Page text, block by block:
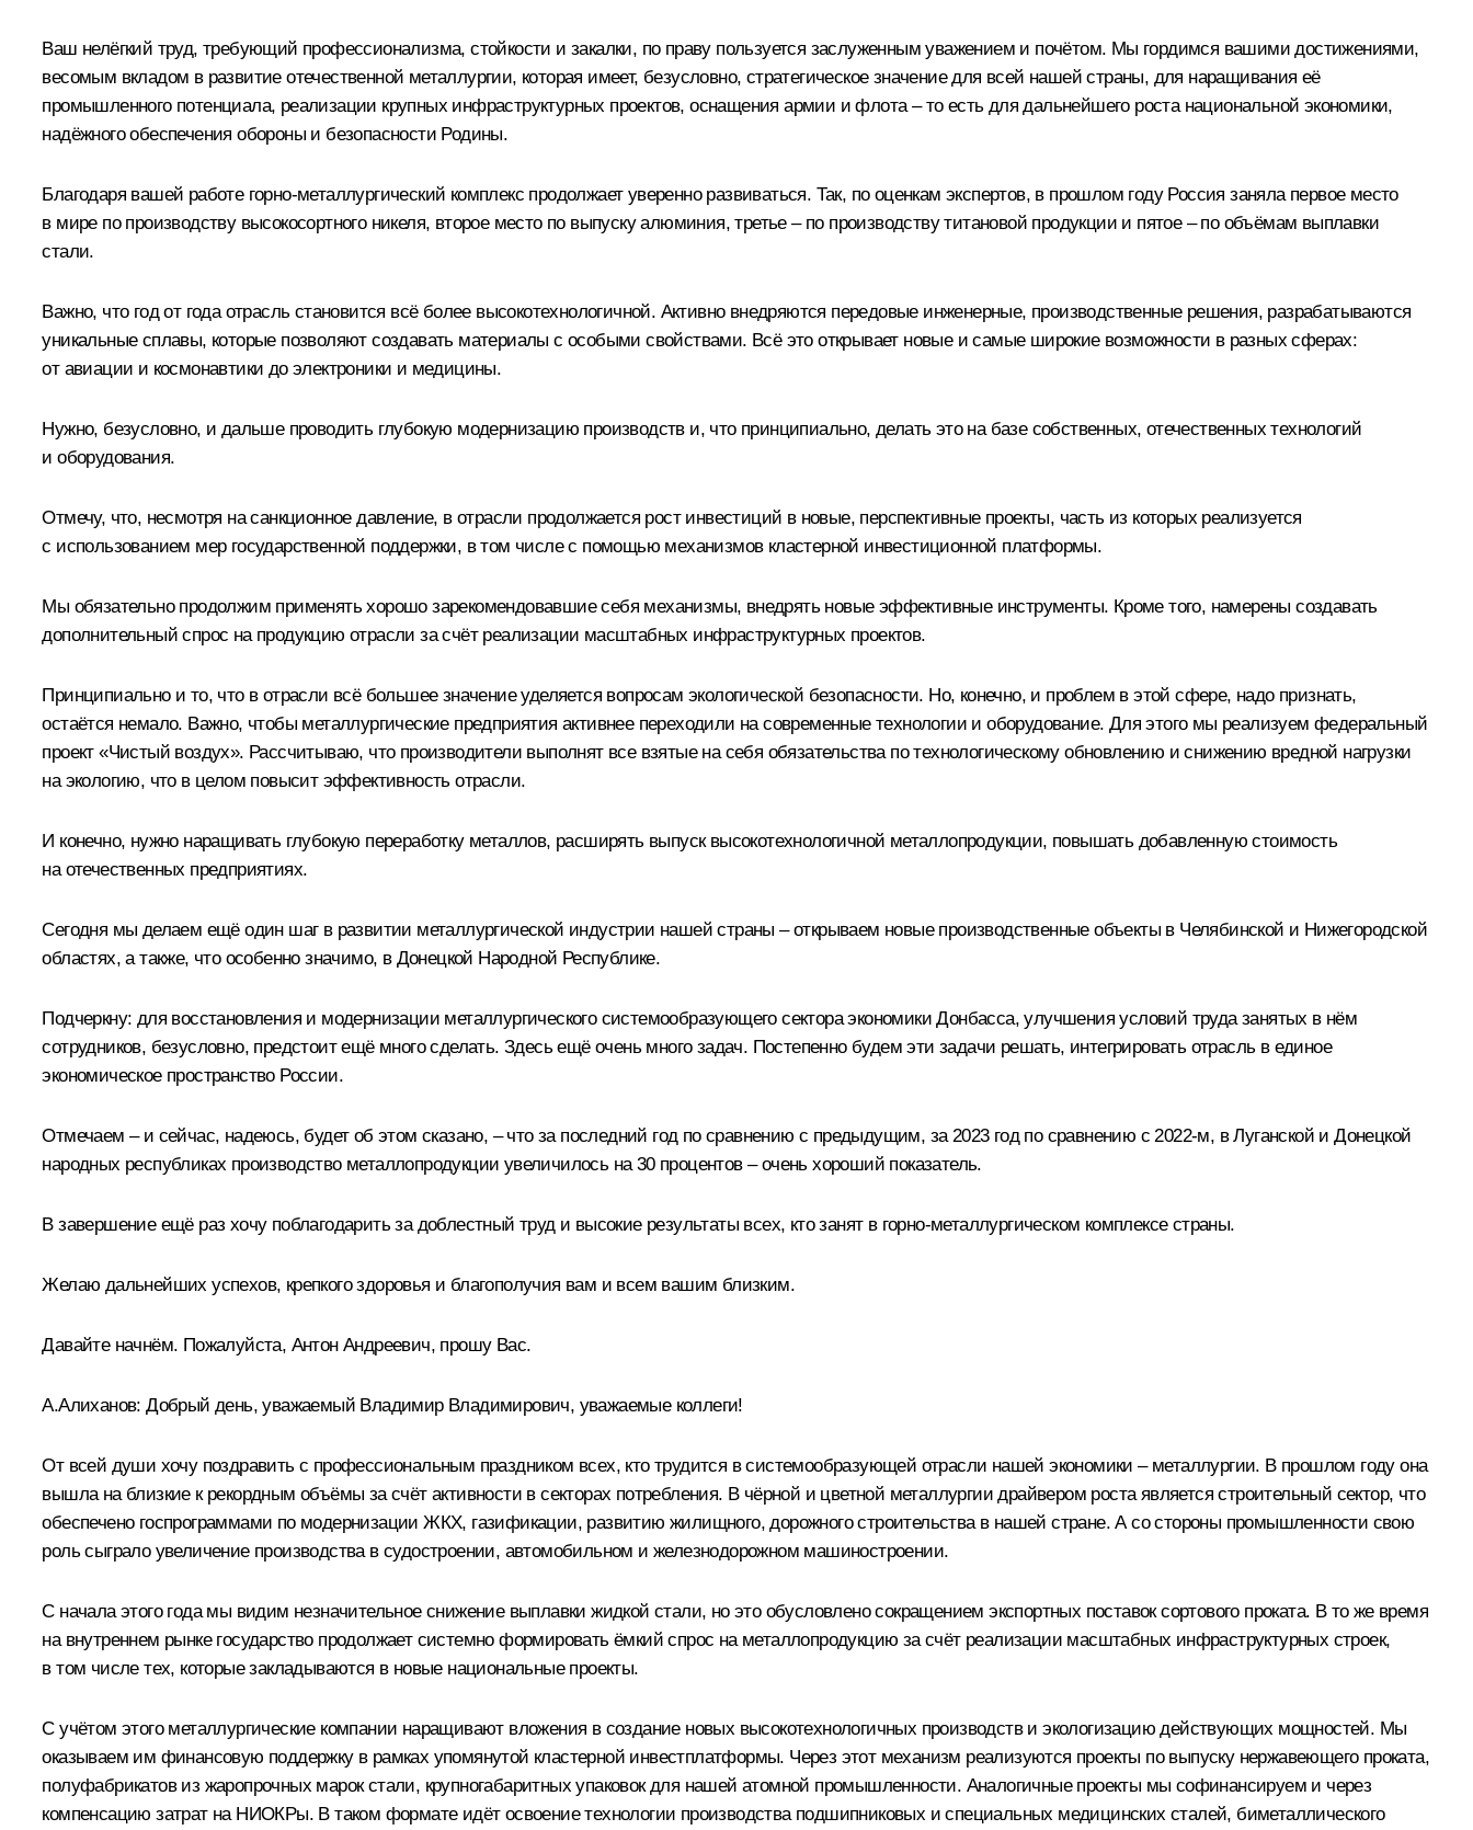
Ваш нелёгкий труд, требующий профессионализма, стойкости и закалки, по праву пользуется заслуженным уважением и почётом. Мы гордимся вашими достижениями,
весомым вкладом в развитие отечественной металлургии, которая имеет, безусловно, стратегическое значение для всей нашей страны, для наращивания её
промышленного потенциала, реализации крупных инфраструктурных проектов, оснащения армии и флота – то есть для дальнейшего роста национальной экономики,
надёжного обеспечения обороны и безопасности Родины.
Благодаря вашей работе горно-металлургический комплекс продолжает уверенно развиваться. Так, по оценкам экспертов, в прошлом году Россия заняла первое место
в мире по производству высокосортного никеля, второе место по выпуску алюминия, третье – по производству титановой продукции и пятое – по объёмам выплавки
стали.
Важно, что год от года отрасль становится всё более высокотехнологичной. Активно внедряются передовые инженерные, производственные решения, разрабатываются
уникальные сплавы, которые позволяют создавать материалы с особыми свойствами. Всё это открывает новые и самые широкие возможности в разных сферах:
от авиации и космонавтики до электроники и медицины.
Нужно, безусловно, и дальше проводить глубокую модернизацию производств и, что принципиально, делать это на базе собственных, отечественных технологий
и оборудования.
Отмечу, что, несмотря на санкционное давление, в отрасли продолжается рост инвестиций в новые, перспективные проекты, часть из которых реализуется
с использованием мер государственной поддержки, в том числе с помощью механизмов кластерной инвестиционной платформы.
Мы обязательно продолжим применять хорошо зарекомендовавшие себя механизмы, внедрять новые эффективные инструменты. Кроме того, намерены создавать
дополнительный спрос на продукцию отрасли за счёт реализации масштабных инфраструктурных проектов.
Принципиально и то, что в отрасли всё большее значение уделяется вопросам экологической безопасности. Но, конечно, и проблем в этой сфере, надо признать,
остаётся немало. Важно, чтобы металлургические предприятия активнее переходили на современные технологии и оборудование. Для этого мы реализуем федеральный
проект «Чистый воздух». Рассчитываю, что производители выполнят все взятые на себя обязательства по технологическому обновлению и снижению вредной нагрузки
на экологию, что в целом повысит эффективность отрасли.
И конечно, нужно наращивать глубокую переработку металлов, расширять выпуск высокотехнологичной металлопродукции, повышать добавленную стоимость
на отечественных предприятиях.
Сегодня мы делаем ещё один шаг в развитии металлургической индустрии нашей страны – открываем новые производственные объекты в Челябинской и Нижегородской
областях, а также, что особенно значимо, в Донецкой Народной Республике.
Подчеркну: для восстановления и модернизации металлургического системообразующего сектора экономики Донбасса, улучшения условий труда занятых в нём
сотрудников, безусловно, предстоит ещё много сделать. Здесь ещё очень много задач. Постепенно будем эти задачи решать, интегрировать отрасль в единое
экономическое пространство России.
Отмечаем – и сейчас, надеюсь, будет об этом сказано, – что за последний год по сравнению с предыдущим, за 2023 год по сравнению с 2022-м, в Луганской и Донецкой
народных республиках производство металлопродукции увеличилось на 30 процентов – очень хороший показатель.
В завершение ещё раз хочу поблагодарить за доблестный труд и высокие результаты всех, кто занят в горно-металлургическом комплексе страны.
Желаю дальнейших успехов, крепкого здоровья и благополучия вам и всем вашим близким.
Давайте начнём. Пожалуйста, Антон Андреевич, прошу Вас.
А.Алиханов: Добрый день, уважаемый Владимир Владимирович, уважаемые коллеги!
От всей души хочу поздравить с профессиональным праздником всех, кто трудится в системообразующей отрасли нашей экономики – металлургии. В прошлом году она
вышла на близкие к рекордным объёмы за счёт активности в секторах потребления. В чёрной и цветной металлургии драйвером роста является строительный сектор, что
обеспечено госпрограммами по модернизации ЖКХ, газификации, развитию жилищного, дорожного строительства в нашей стране. А со стороны промышленности свою
роль сыграло увеличение производства в судостроении, автомобильном и железнодорожном машиностроении.
С начала этого года мы видим незначительное снижение выплавки жидкой стали, но это обусловлено сокращением экспортных поставок сортового проката. В то же время
на внутреннем рынке государство продолжает системно формировать ёмкий спрос на металлопродукцию за счёт реализации масштабных инфраструктурных строек,
в том числе тех, которые закладываются в новые национальные проекты.
С учётом этого металлургические компании наращивают вложения в создание новых высокотехнологичных производств и экологизацию действующих мощностей. Мы
оказываем им финансовую поддержку в рамках упомянутой кластерной инвестплатформы. Через этот механизм реализуются проекты по выпуску нержавеющего проката,
полуфабрикатов из жаропрочных марок стали, крупногабаритных упаковок для нашей атомной промышленности. Аналогичные проекты мы софинансируем и через
компенсацию затрат на НИОКРы. В таком формате идёт освоение технологии производства подшипниковых и специальных медицинских сталей, биметаллического